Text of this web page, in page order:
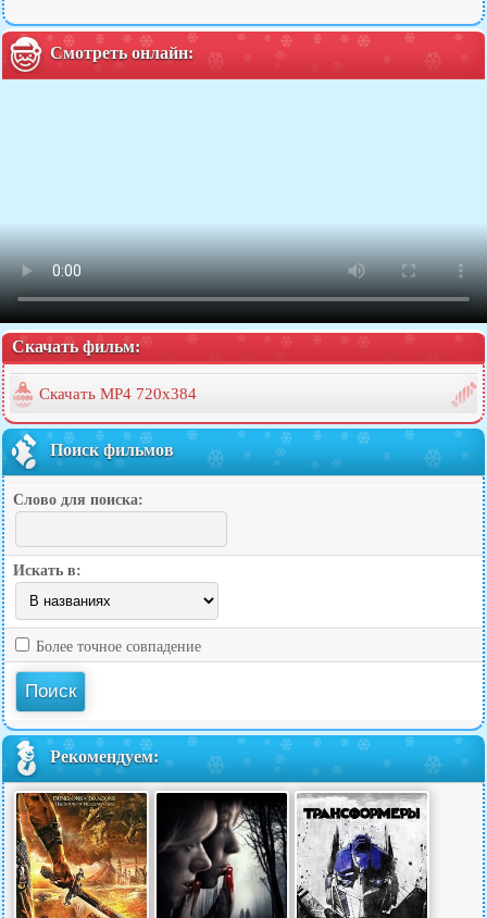
Смотреть онлайн:
Скачать фильм:
Скачать MP4 720x384
Поиск фильмов
Слово для поиска:
Искать в:
Более точное совпадение
Рекомендуем: